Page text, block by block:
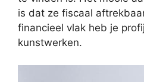
is dat ze fiscaal
financieel vlak heb je
kunstwerken.